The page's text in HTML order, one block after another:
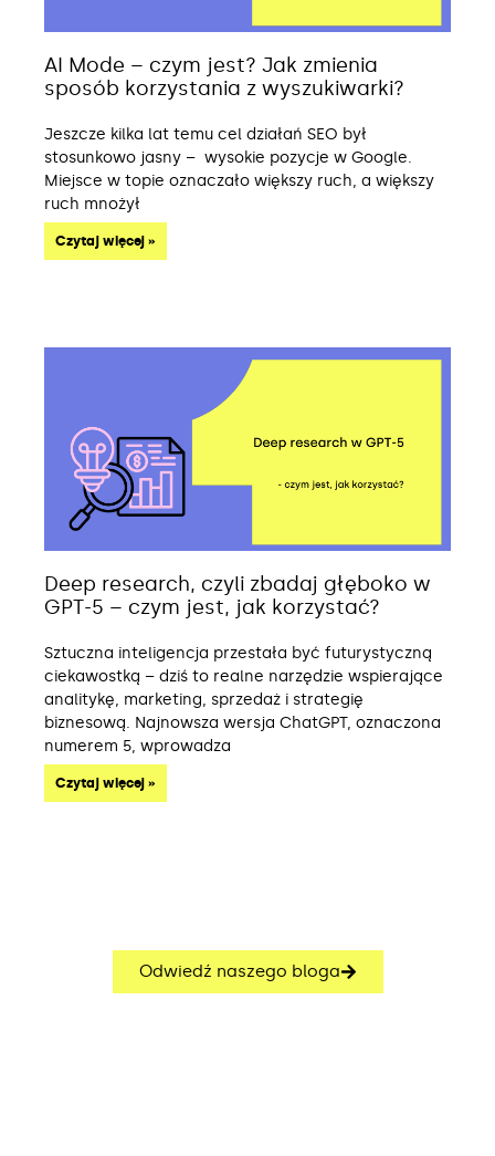
AI Mode – czym jest? Jak zmienia
sposób korzystania z wyszukiwarki?
Jeszcze kilka lat temu cel działań SEO był
stosunkowo jasny – wysokie pozycje w Google.
Miejsce w topie oznaczało większy ruch, a większy
ruch mnożył
Czytaj więcej »
Deep research, czyli zbadaj głęboko w
GPT-5 – czym jest, jak korzystać?
Sztuczna inteligencja przestała być futurystyczną
ciekawostką – dziś to realne narzędzie wspierające
analitykę, marketing, sprzedaż i strategię
biznesową. Najnowsza wersja ChatGPT, oznaczona
numerem 5, wprowadza
Czytaj więcej »
Odwiedź naszego bloga